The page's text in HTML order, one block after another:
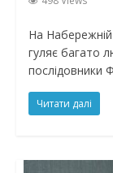
На Набережній
гуляє багато
послідовники
Читати далі